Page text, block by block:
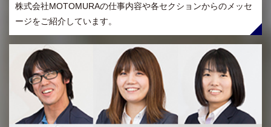
株式会社MOTOMURAの仕事内容や各セクションからのメッセ
ージをご紹介しています。